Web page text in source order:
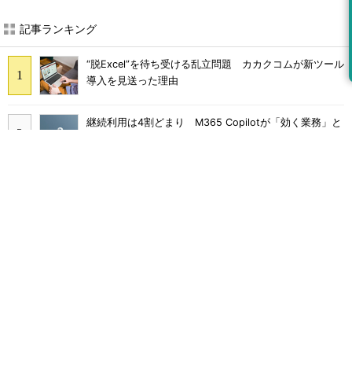
記事ランキング
“脱Excel”を待ち受ける乱立問題 カカクコムが新ツール
導入を見送った理由
継続利用は4割どまり M365 Copilotが「効く業務」と